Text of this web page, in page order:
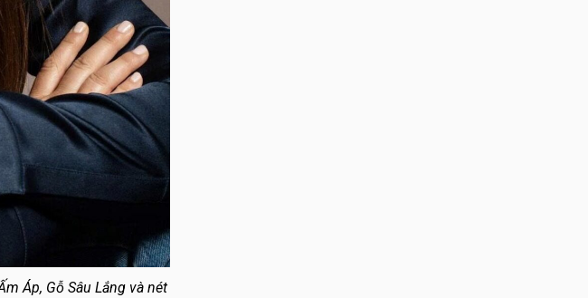
Áp, Gỗ Sâu Lắng và nét